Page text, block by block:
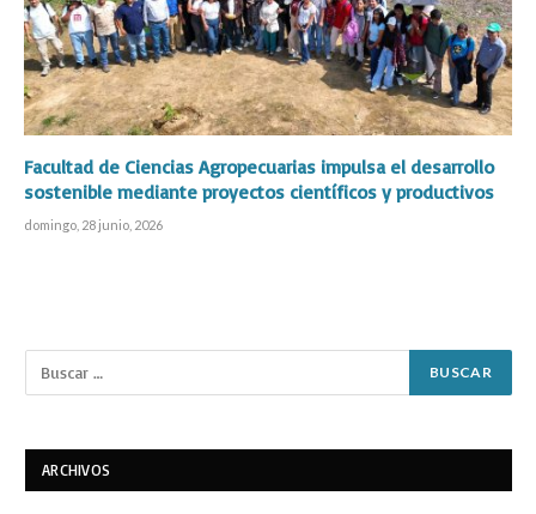
Facultad de Ciencias Agropecuarias impulsa el desarrollo
sostenible mediante proyectos científicos y productivos
domingo, 28 junio, 2026
ARCHIVOS